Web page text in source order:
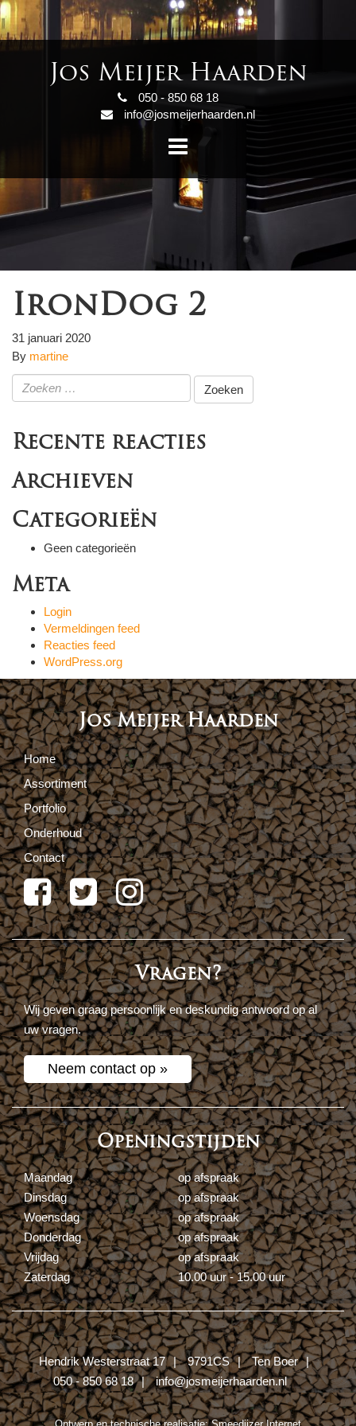
Jos Meijer Haarden
050 - 850 68 18
info@josmeijerhaarden.nl
IronDog 2
31 januari 2020
By martine
Zoeken
naar:
Recente reacties
Archieven
Categorieën
Geen categorieën
Meta
Login
Vermeldingen feed
Reacties feed
WordPress.org
Jos Meijer Haarden
Home
Assortiment
Portfolio
Onderhoud
Contact
Vragen?
Wij geven graag persoonlijk en deskundig antwoord op al
uw vragen.
Neem contact op »
Openingstijden
Maandag
op afspraak
Dinsdag
op afspraak
Woensdag
op afspraak
Donderdag
op afspraak
Vrijdag
op afspraak
Zaterdag
10.00 uur - 15.00 uur
Hendrik Westerstraat 17 9791CS
Ten Boer
050 - 850 68 18
info@josmeijerhaarden.nl